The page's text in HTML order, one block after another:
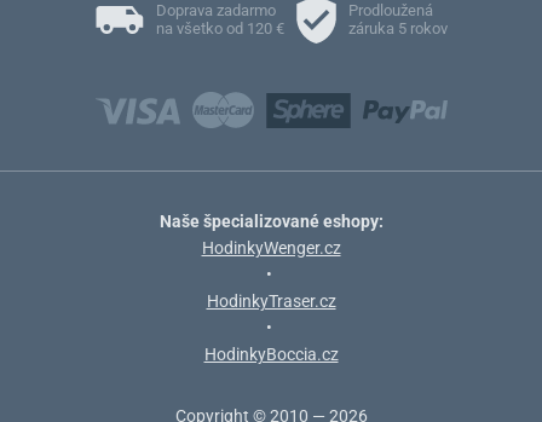
Doprava zadarmo
na všetko od 120 €
Prodloužená
záruka 5 rokov
Naše špecializované eshopy:
HodinkyWenger.cz
•
HodinkyTraser.cz
•
HodinkyBoccia.cz
Copyright © 2010 — 2026